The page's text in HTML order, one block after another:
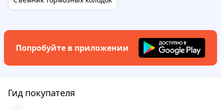
Попробуйте в приложении
Гид покупателя